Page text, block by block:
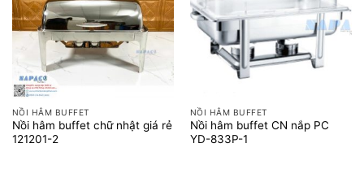
NỒI HÂM BUFFET
Nồi hâm buffet chữ nhật giá rẻ
121201-2
NỒI HÂM BUFFET
Nồi hâm buffet CN nắp PC
YD-833P-1